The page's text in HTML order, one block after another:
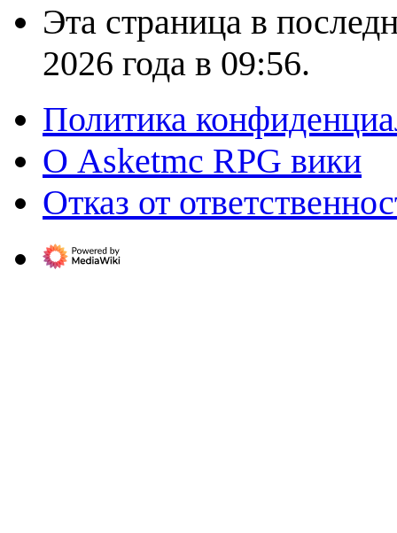
Эта страница в
2026 года в 09:56.
Политика
О Asketmc RPG вики
Отказ от